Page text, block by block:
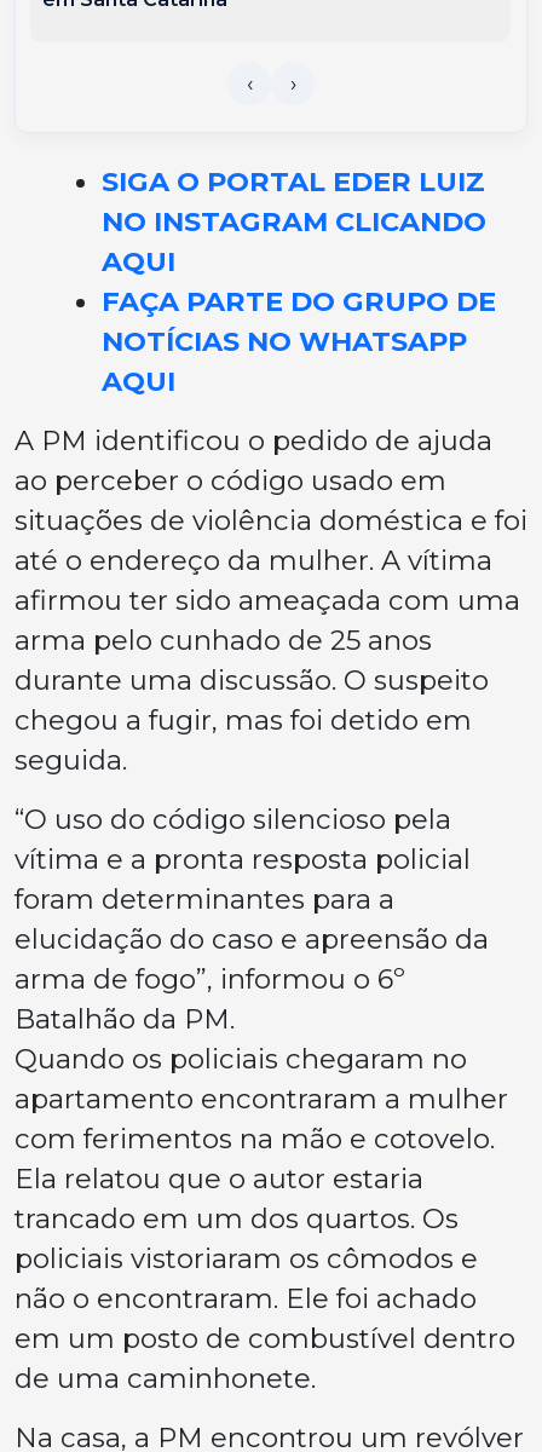
SIGA O PORTAL EDER LUIZ
NO INSTAGRAM CLICANDO
AQUI
FAÇA PARTE DO GRUPO DE
NOTÍCIAS NO WHATSAPP
AQUI
A PM identificou o pedido de ajuda
ao perceber o código usado em
situações de violência doméstica e foi
até o endereço da mulher. A vítima
afirmou ter sido ameaçada com uma
arma pelo cunhado de 25 anos
durante uma discussão. O suspeito
chegou a fugir, mas foi detido em
seguida.
“O uso do código silencioso pela
vítima e a pronta resposta policial
foram determinantes para a
elucidação do caso e apreensão da
arma de fogo”, informou o 6º
Batalhão da PM.
Quando os policiais chegaram no
apartamento encontraram a mulher
com ferimentos na mão e cotovelo.
Ela relatou que o autor estaria
trancado em um dos quartos. Os
policiais vistoriaram os cômodos e
não o encontraram. Ele foi achado
em um posto de combustível dentro
de uma caminhonete.
Na casa, a PM encontrou um revólver